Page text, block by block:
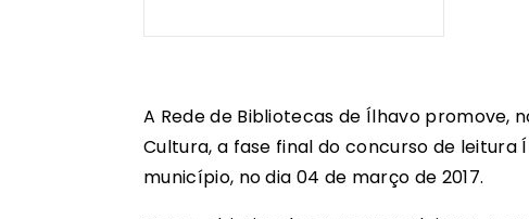
A Rede de Bibliotecas de Ílhavo promove,
Cultura, a fase final do concurso de leitura
município, no dia 04 de março de 2017.